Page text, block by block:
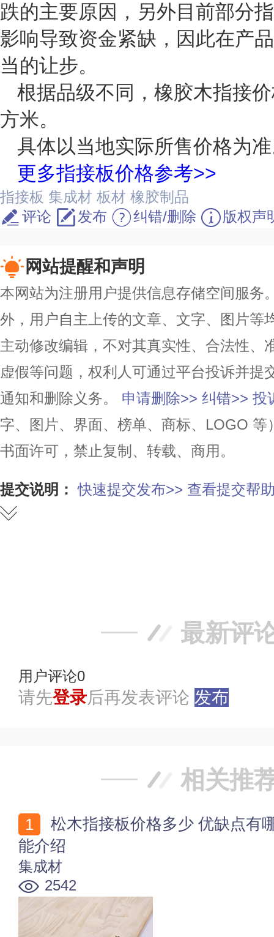
跌的主要原因，另外目前部分
影响导致资金紧缺，因此在产
当的让步。
根据品级不同，橡胶木指接
方米。
具体以当地实际所售价格为
更多指接板价格参考>>
指接板 集成材 板材 橡胶制品
评论
发布 纠错/删除 版权声
网站提醒和声明
本网站为注册用户提供信息存储空间服务
外，用户自主上传的文章、文字、图片等
主动修改编辑，不对其真实性、合法性、
虚假等问题，权利人可通过平台投诉并提
通知和删除义务。
申请删除>> 纠错>> 投
字、图片、界面、榜单、商标、LOGO
书面许可，禁止复制、转载、商用。
提交说明： 快速提交发布>> 查看提交帮
最新评
用户评论0
请先登录后再发表评论 发布
相关推
能介绍
集成材
2542